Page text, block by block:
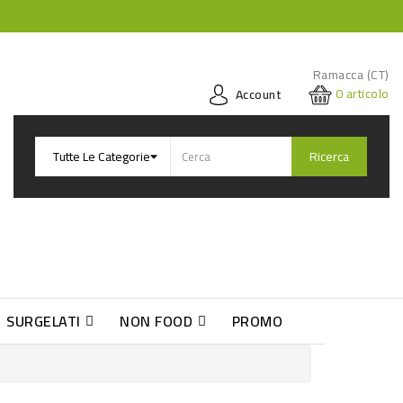
Ramacca (CT)
Account
0articolo
Ricerca
SURGELATI NON FOOD PROMO